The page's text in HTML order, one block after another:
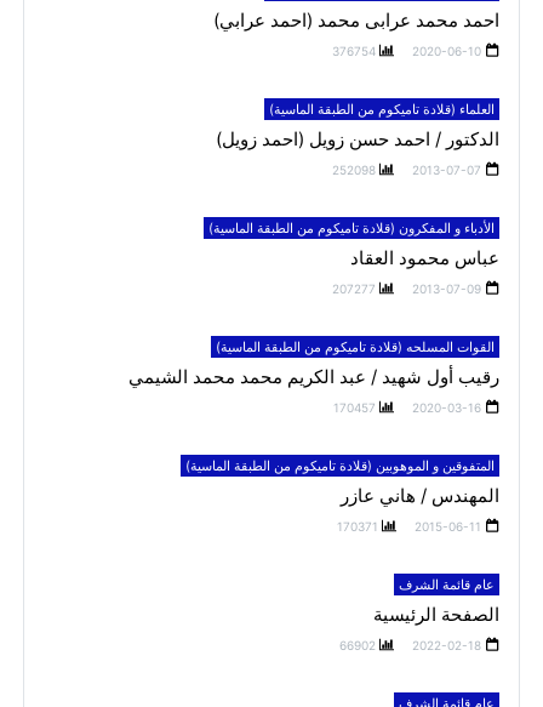
احمد محمد عرابى محمد (احمد عرابي)
2020-06-10
376754
العلماء (قلادة تاميكوم من الطبقة الماسية)
الدكتور / احمد حسن زويل (احمد زويل)
2013-07-07
252098
الأدباء و المفكرون (قلادة تاميكوم من الطبقة الماسية)
عباس محمود العقاد
2013-07-09
207277
القوات المسلحه (قلادة تاميكوم من الطبقة الماسية)
رقيب أول شهيد / عبد الكريم محمد محمد الشيمي
2020-03-16
170457
المتفوقين و الموهوبين (قلادة تاميكوم من الطبقة الماسية)
المهندس / هاني عازر
2015-06-11
170371
عام قائمة الشرف
الصفحة الرئيسية
2022-02-18
66902
عام قائمة الشرف